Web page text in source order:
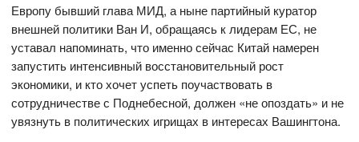
Европу бывший глава МИД, а ныне партийный куратор
внешней политики Ван И, обращаясь к лидерам ЕС, не
уставал напоминать, что именно сейчас Китай намерен
запустить интенсивный восстановительный рост
экономики, и кто хочет успеть поучаствовать в
сотрудничестве с Поднебесной, должен «не опоздать» и не
увязнуть в политических игрищах в интересах Вашингтона.